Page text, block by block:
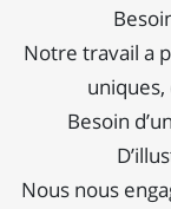
Notre travail a
Besoin
Nous nous